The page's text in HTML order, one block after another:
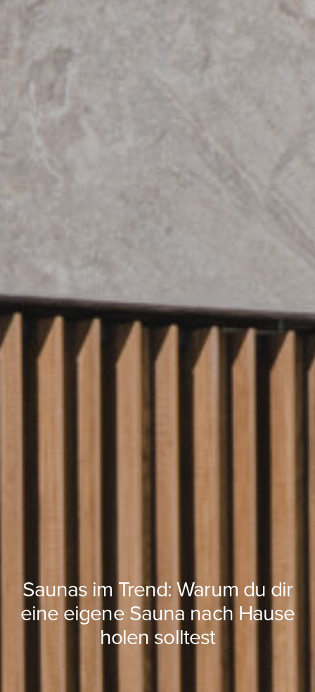
Saunas im Trend: Warum du dir
eine eigene Sauna nach Hause
holen solltest